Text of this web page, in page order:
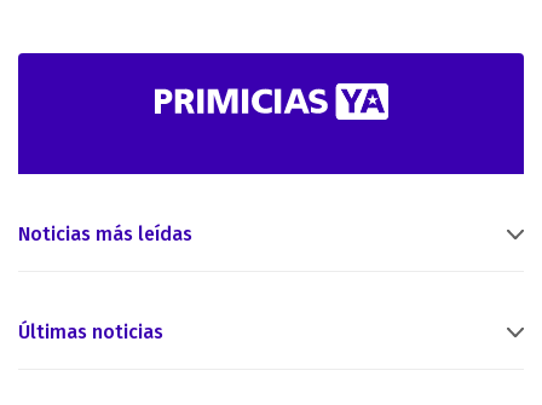
Noticias más leídas
Últimas noticias